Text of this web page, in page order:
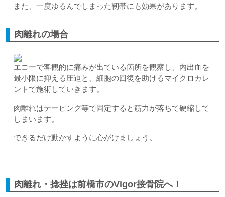
また、一度ゆるんでしまった靭帯にも効果があります。
肉離れの場合
エコーで客観的に痛みが出ている箇所を観察し、内出血を
最小限に抑える圧迫と、細胞の回復を助けるマイクロカレ
ントで施術していきます。
肉離れはテーピング等で固定すると筋力が落ちて硬縮して
しまいます。
できるだけ動かすように心がけましょう。
肉離れ・捻挫は前橋市のVigor接骨院へ！